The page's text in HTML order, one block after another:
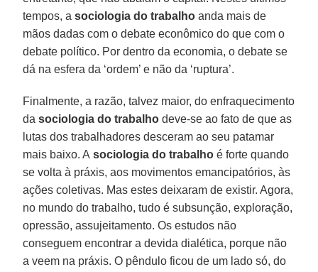
tempos, asociologia do trabalho anda mais de
mãos dadas com o debate econômico do que com o
debate político. Por dentro da economia, o debate se
dá na esfera da ‘ordem’ e não da ‘ruptura’.
Finalmente, a razão, talvez maior, do enfraquecimento
dasociologia do trabalho deve-se ao fato de que as
lutas dos trabalhadores desceram ao seu patamar
mais baixo. A sociologia do trabalho é forte quando
se volta à práxis, aos movimentos emancipatórios, às
ações coletivas. Mas estes deixaram de existir. Agora,
no mundo do trabalho, tudo é subsunção, exploração,
opressão, assujeitamento. Os estudos não
conseguem encontrar a devida dialética, porque não
a veem na práxis. O pêndulo ficou de um lado só, do